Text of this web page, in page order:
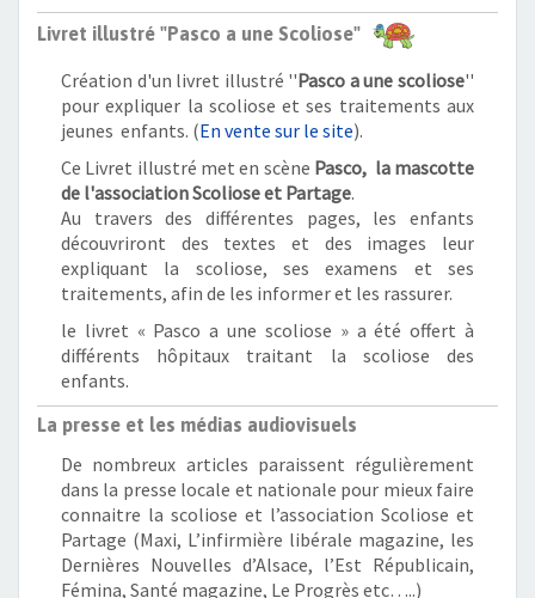
Livret illustré "Pasco a une Scoliose"
Création d'un livret illustré ''Pasco a une scoliose''
pour expliquer la scoliose et ses traitements aux
jeunes enfants. (En vente sur le site).
Ce Livret illustré met en scène Pasco, la mascotte
de l'association Scoliose et Partage.
Au travers des différentes pages, les enfants
découvriront des textes et des images leur
expliquant la scoliose, ses examens et ses
traitements, afin de les informer et les rassurer.
le livret « Pasco a une scoliose » a été offert à
différents hôpitaux traitant la scoliose des
enfants.
La presse et les médias audiovisuels
De nombreux articles paraissent régulièrement
dans la presse locale et nationale pour mieux faire
connaitre la scoliose et l’association Scoliose et
Partage (Maxi, L’infirmière libérale magazine, les
Dernières Nouvelles d’Alsace, l’Est Républicain,
Fémina, Santé magazine, Le Progrès etc…..)